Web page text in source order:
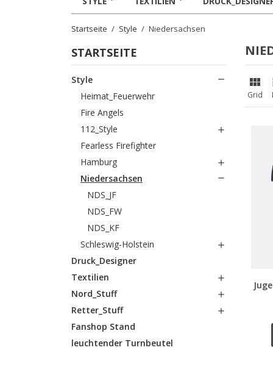
Startseite Style Niedersachsen
STARTSEITE
Style 
Heimat_Feuerwehr
Fire Angels
112_Style

Fearless Firefighter
Hamburg

Niedersachsen 
NDS_JF
NDS_FW
NDS_KF
Schleswig-Holstein

Druck_Designer
Textilien

Nord_Stuff 
Retter_Stuff 
Fanshop Stand
leuchtender Turnbeutel

Grid